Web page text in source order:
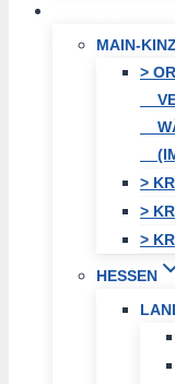
MAIN-
>
>
>
>
HESSEN